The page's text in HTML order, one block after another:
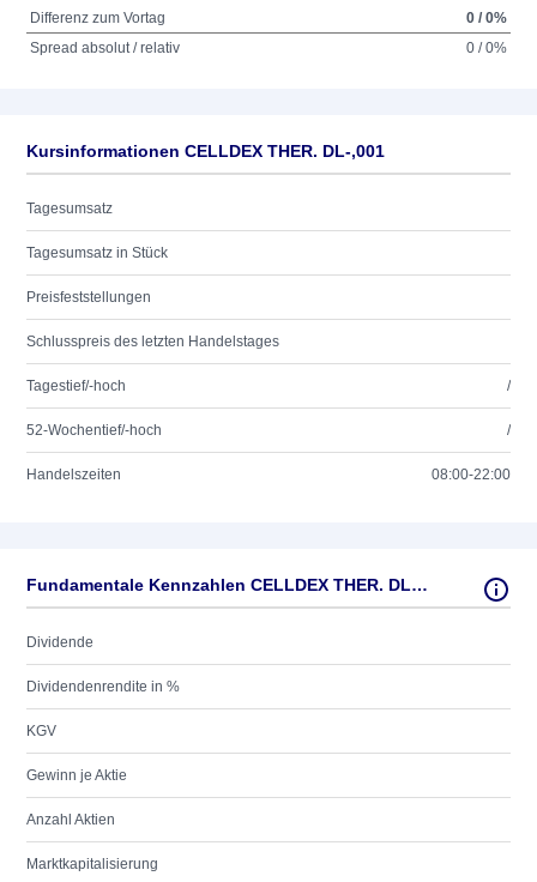
Differenz zum Vortag
0 / 0%
Spread absolut / relativ
0 / 0%
Kursinformationen CELLDEX THER. DL-,001
Tagesumsatz
Tagesumsatz in Stück
Preisfeststellungen
Schlusspreis des letzten Handelstages
Tagestief/-hoch /
52-Wochentief/-hoch /
Handelszeiten 08:00-22:00
Fundamentale Kennzahlen CELLDEX THER. DL-,001
Dividende
Dividendenrendite in %
KGV
Gewinn je Aktie
Anzahl Aktien
Marktkapitalisierung